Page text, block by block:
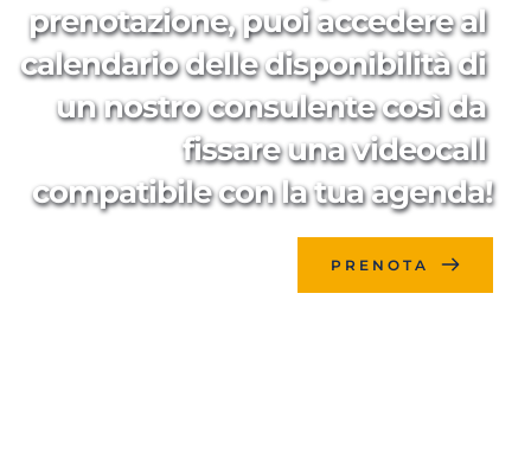
prenotazione, puoi accedere al
calendario delle disponibilità di
un nostro consulente così da
fissare una videocall
compatibile con la tua agenda!
PRENOTA